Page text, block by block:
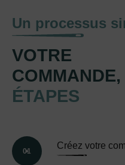
Un processus
VOTRE
COMMANDE,
ÉTAPES
01
Créez votre